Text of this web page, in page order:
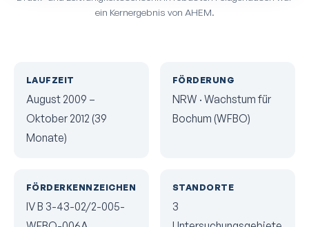
ein Kern­ergebnis von AHEM.
LAUFZEIT
August 2009 –
Oktober 2012 (39
Monate)
FÖRDERUNG
NRW · Wachstum für
Bochum (WFBO)
FÖRDERKENNZEICHEN
IV B 3-43-02/2-005-
STANDORTE
3